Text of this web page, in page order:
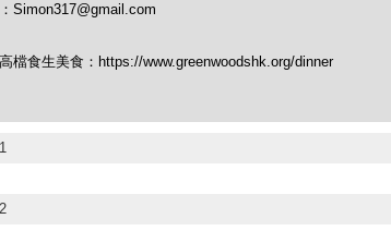
Simon317@gmail.com
檔食生美食：https://www.greenwoodshk.org/dinner